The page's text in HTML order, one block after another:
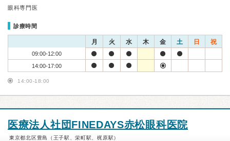
眼科専門医
診療時間
月 火 水 木 金 土 日 祝
09:00-12:00
14:00-17:00
14:00-18:00
医療法人社団FINEDAYS赤松眼科医院
東京都北区豊島（王子駅、栄町駅、梶原駅）